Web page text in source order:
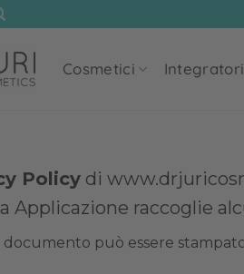
Cosmetici Integratori
Policy di
Applicazione raccoglie
può essere